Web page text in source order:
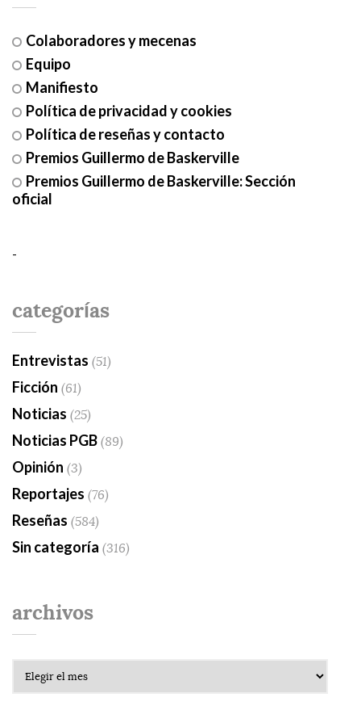
Colaboradores y mecenas
Equipo
Manifiesto
Política de privacidad y cookies
Política de reseñas y contacto
Premios Guillermo de Baskerville
Premios Guillermo de Baskerville: Sección
oficial
-
categorías
Entrevistas (51)
Ficción (61)
Noticias (25)
Noticias PGB(89)
Opinión (3)
Reportajes (76)
Reseñas (584)
Sin categoría (316)
archivos